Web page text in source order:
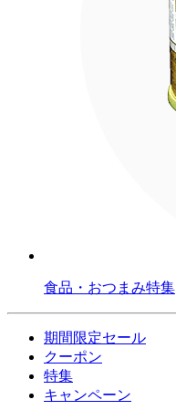
食品・おつまみ特集
期間限定セール
クーポン
特集
キャンペーン